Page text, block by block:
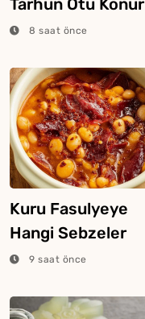
Tarhun Otu Konur
Mu?8 saat önce
Kuru Fasulyeye
Hangi Sebzeler
Konur?
9 saat önce